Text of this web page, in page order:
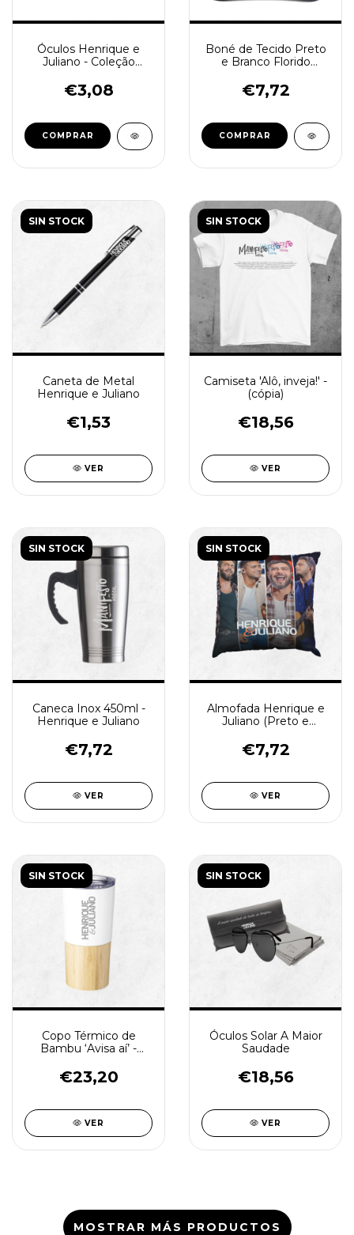
Óculos Henrique e
Juliano - Coleção
€3,08
COMPRAR
Boné de Tecido Preto
e Branco Florido
€7,72
SIN STOCK
Caneta de Metal
Henrique e Juliano
€1,53
VER
SIN STOCK
Camiseta 'Alô, inveja!' -
(cópia)
€18,56
VER
SIN STOCK
Caneca Inox 450ml -
Henrique e Juliano
€7,72
VER
SIN STOCK
Almofada Henrique e
Juliano (Preto e
€7,72
VER
SIN STOCK
Copo Térmico de
Bambu ‘Avisa aí’ -
€23,20
VER
SIN STOCK
Óculos Solar A Maior
Saudade
€18,56
VER
MOSTRAR MÁS PRODUCTOS